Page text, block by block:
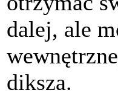
dalej, ale
diksza.